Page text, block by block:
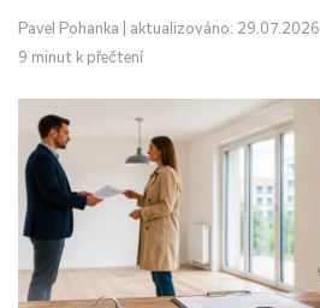
Pavel Pohanka
aktualizováno: 29.07.2026
9 minut k přečtení